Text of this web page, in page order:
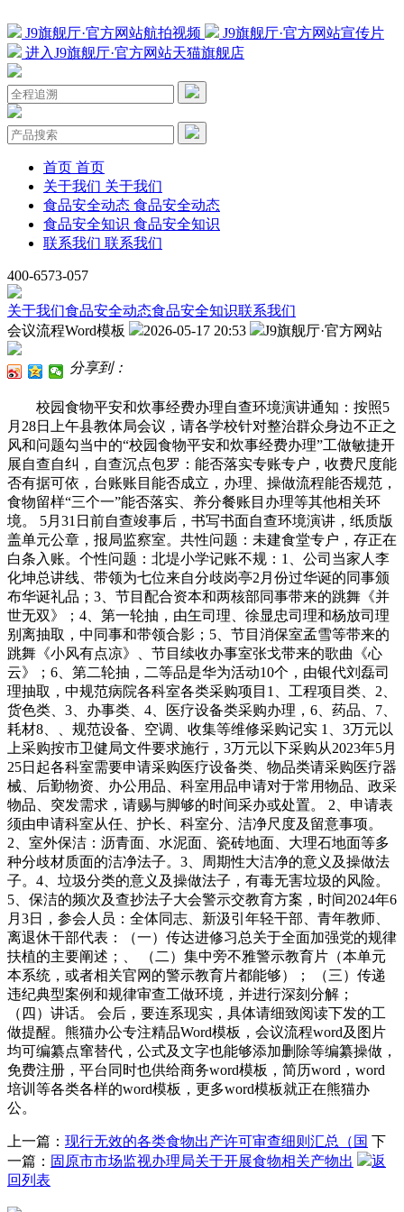
J9旗舰厅·官方网站航拍视频
J9旗舰厅·官方网站宣传片
进入J9旗舰厅·官方网站天猫旗舰店
首页 首页
关于我们 关于我们
食品安全动态 食品安全动态
食品安全知识 食品安全知识
联系我们 联系我们
400-6573-057
关于我们食品安全动态食品安全知识联系我们
会议流程Word模板
2026-05-17 20:53 J9旗舰厅·官方网站
分享到：
校园食物平安和炊事经费办理自查环境演讲通知：按照5
月28日上午县教体局会议，请各学校针对整治群众身边不正之
风和问题勾当中的“校园食物平安和炊事经费办理”工做敏捷开
展自查自纠，自查沉点包罗：能否落实专账专户，收费尺度能
否有据可依，台账账目能否成立，办理、操做流程能否规范，
食物留样“三个一”能否落实、养分餐账目办理等其他相关环
境。 5月31日前自查竣事后，书写书面自查环境演讲，纸质版
盖单元公章，报局监察室。共性问题：未建食堂专户，存正在
白条入账。个性问题：北堤小学记账不规：1、公司当家人李
化坤总讲线、带领为七位来自分歧岗亭2月份过华诞的同事颁
布华诞礼品；3、节目配合资本和两核部同事带来的跳舞《并
世无双》；4、第一轮抽，由玍司理、徐显忠司理和杨放司理
别离抽取，中同事和带领合影；5、节目消保室孟雪等带来的
跳舞《小风有点凉》、节目续收办事室张戈带来的歌曲《心
云》；6、第二轮抽，二等品是华为活动10个，由银代刘磊司
理抽取，中规范病院各科室各类采购项目1、工程项目类、2、
货色类、3、办事类、4、医疗设备类采购办理，6、药品、7、
耗材8、、规范设备、空调、收集等维修采购记实 1、3万元以
上采购按市卫健局文件要求施行，3万元以下采购从2023年5月
25日起各科室需要申请采购医疗设备类、物品类请采购医疗器
械、后勤物资、办公用品、科室用品申请对于常用物品、政采
物品、突发需求，请赐与脚够的时间采办或处置。 2、申请表
须由申请科室从任、护长、科室分、洁净尺度及留意事项。
2、室外保洁：沥青面、水泥面、瓷砖地面、大理石地面等多
种分歧材质面的洁净法子。3、周期性大洁净的意义及操做法
子。4、垃圾分类的意义及操做法子，有毒无害垃圾的风险。
5、保洁的频次及查抄法子大会警示交教育方案，时间2024年6
月3日，参会人员：全体同志、新汲引年轻干部、青年教师、
离退休干部代表：（一）传达进修习总关于全面加强党的规律
扶植的主要阐述；、 （二）集中旁不雅警示教育片（本单元
本系统，或者相关官网的警示教育片都能够）； （三）传递
违纪典型案例和规律审查工做环境，并进行深刻分解；
（四）讲话。 会后，要连系现实，具体请细致阅读下发的工
做提醒。熊猫办公专注精品Word模板，会议流程word及图片
均可编纂点窜替代，公式及文字也能够添加删除等编纂操做，
免费注册，平台同时也供给商务word模板，简历word，word
培训等各类各样的word模板，更多word模板就正在熊猫办
公。
上一篇： 现行无效的各类食物出产许可审查细则汇总（国 下
一篇： 固原市市场监视办理局关于开展食物相关产物出
返
回列表